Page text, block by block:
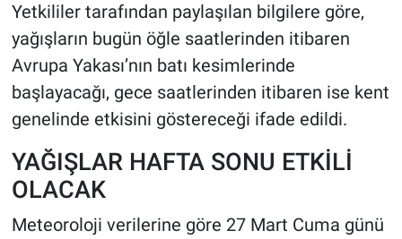
Yetkililer tarafından paylaşılan bilgilere göre,
yağışların bugün öğle saatlerinden itibaren
Avrupa Yakası’nın batı kesimlerinde
başlayacağı, gece saatlerinden itibaren ise kent
genelinde etkisini göstereceği ifade edildi.
YAĞIŞLAR HAFTA SONU ETKİLİ
OLACAK
Meteoroloji verilerine göre 27 Mart Cuma günü
MAGAZİN
Bilim, Teknoloji